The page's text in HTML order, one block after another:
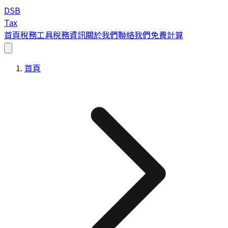
DSB
Tax
首頁稅務工具稅務資訊關於我們聯絡我們免費計算
首頁